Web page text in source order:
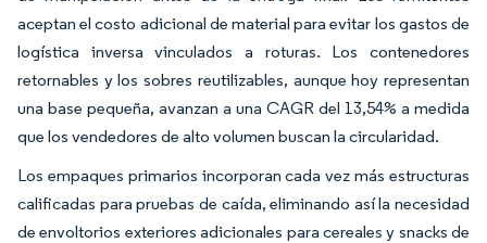
aceptan el costo adicional de material para evitar los gastos de
logística inversa vinculados a roturas. Los contenedores
retornables y los sobres reutilizables, aunque hoy representan
una base pequeña, avanzan a una CAGR del 13,54% a medida
que los vendedores de alto volumen buscan la circularidad.
Los empaques primarios incorporan cada vez más estructuras
calificadas para pruebas de caída, eliminando así la necesidad
de envoltorios exteriores adicionales para cereales y snacks de